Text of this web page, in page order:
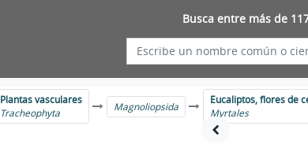
Busca entre más de
Plantas vasculares
Tracheophyta
Magnoliopsida
Eucaliptos, flores de
Myrtales